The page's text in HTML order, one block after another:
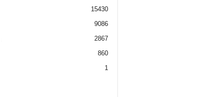
15430
9086
2867
860
1